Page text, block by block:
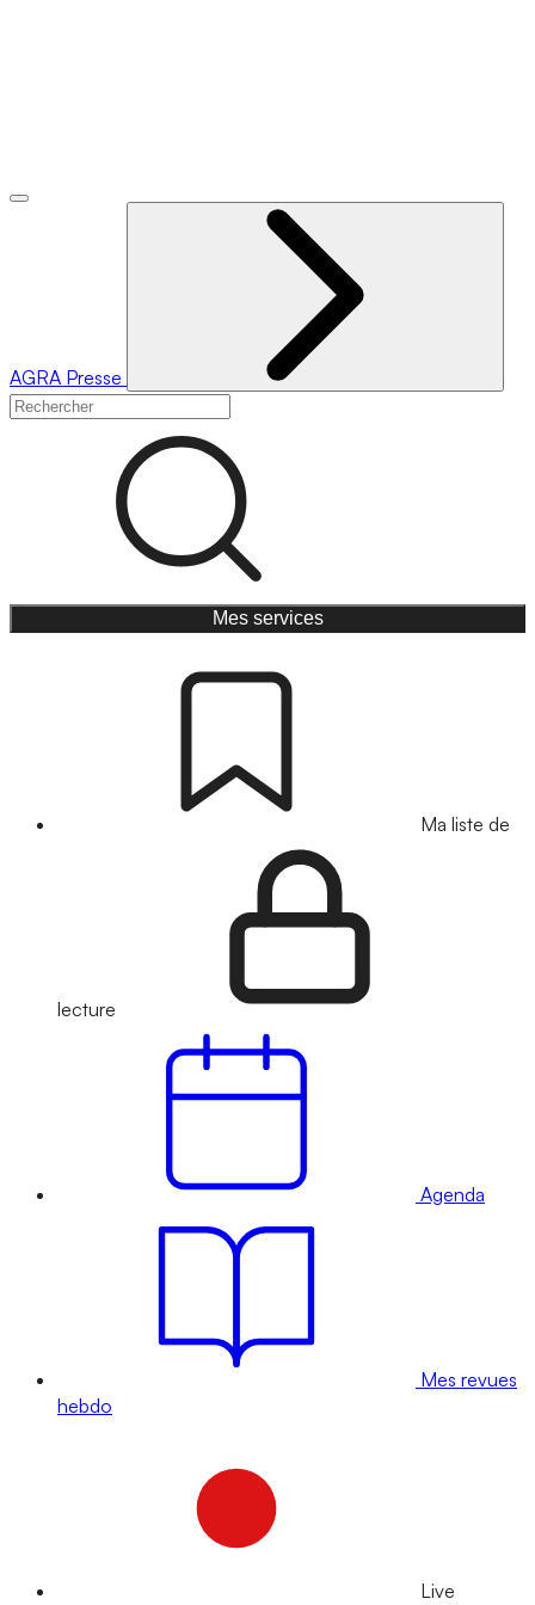
AGRA Presse
Mes services
Ma liste de
lecture
Agenda
Mes revues
hebdo
Live